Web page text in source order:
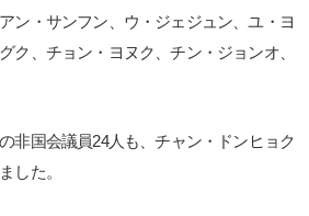
ン・サンフン、ウ・ジェジュン、ユ・ヨ
ク、チョン・ヨヌク、チン・ジョンオ、
非国会議員24人も、チャン・ドンヒョク
した。